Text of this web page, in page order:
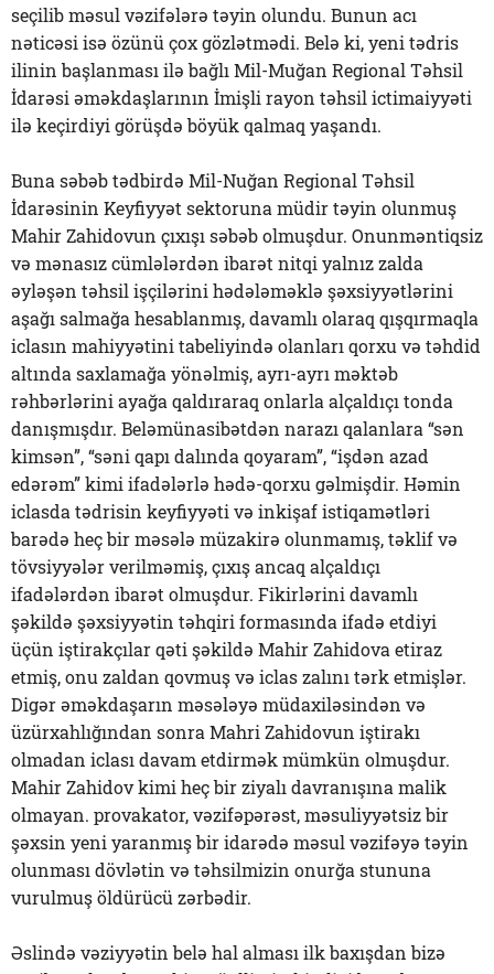
seçilib məsul vəzifələrə təyin olundu. Bunun acı
nəticəsi isə özünü çox gözlətmədi. Belə ki, yeni tədris
ilinin başlanması ilə bağlı Mil-Muğan Regional Təhsil
İdarəsi əməkdaşlarının İmişli rayon təhsil ictimaiyyəti
ilə keçirdiyi görüşdə böyük qalmaq yaşandı.
Buna səbəb tədbirdə Mil-Nuğan Regional Təhsil
İdarəsinin Keyfiyyət sektoruna müdir təyin olunmuş
Mahir Zahidovun çıxışı səbəb olmuşdur. Onunməntiqsiz
və mənasız cümlələrdən ibarət nitqi yalnız zalda
əyləşən təhsil işçilərini hədələməklə şəxsiyyətlərini
aşağı salmağa hesablanmış, davamlı olaraq qışqırmaqla
iclasın mahiyyətini tabeliyində olanları qorxu və təhdid
altında saxlamağa yönəlmiş, ayrı-ayrı məktəb
rəhbərlərini ayağa qaldıraraq onlarla alçaldıçı tonda
danışmışdır. Beləmünasibətdən narazı qalanlara “sən
kimsən”, “səni qapı dalında qoyaram”, “işdən azad
edərəm” kimi ifadələrlə hədə-qorxu gəlmişdir. Həmin
iclasda tədrisin keyfiyyəti və inkişaf istiqamətləri
barədə heç bir məsələ müzakirə olunmamış, təklif və
tövsiyyələr verilməmiş, çıxış ancaq alçaldıçı
ifadələrdən ibarət olmuşdur. Fikirlərini davamlı
şəkildə şəxsiyyətin təhqiri formasında ifadə etdiyi
üçün iştirakçılar qəti şəkildə Mahir Zahidova etiraz
etmiş, onu zaldan qovmuş və iclas zalını tərk etmişlər.
Digər əməkdaşarın məsələyə müdaxiləsindən və
üzürxahlığından sonra Mahri Zahidovun iştirakı
olmadan iclası davam etdirmək mümkün olmuşdur.
Mahir Zahidov kimi heç bir ziyalı davranışına malik
olmayan. provakator, vəzifəpərəst, məsuliyyətsiz bir
şəxsin yeni yaranmış bir idarədə məsul vəzifəyə təyin
olunması dövlətin və təhsilmizin onurğa stununa
vurulmuş öldürücü zərbədir.
Əslində vəziyyətin belə hal alması ilk baxışdan bizə